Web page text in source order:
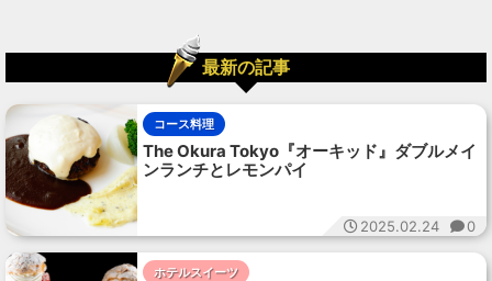
最新の記事
コース料理
The Okura Tokyo『オーキッド』ダブルメイ
ンランチとレモンパイ
2025.02.24 0
ホテルスイーツ